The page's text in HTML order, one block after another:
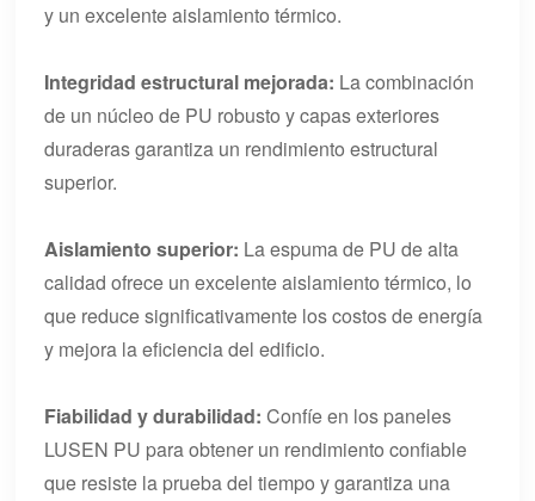
y un excelente aislamiento térmico.
Integridad estructural mejorada: La combinación
de un núcleo de PU robusto y capas exteriores
duraderas garantiza un rendimiento estructural
superior.
Aislamiento superior: La espuma de PU de alta
calidad ofrece un excelente aislamiento térmico, lo
que reduce significativamente los costos de energía
y mejora la eficiencia del edificio.
Fiabilidad y durabilidad:Confíe en los paneles
LUSEN PU para obtener un rendimiento confiable
que resiste la prueba del tiempo y garantiza una